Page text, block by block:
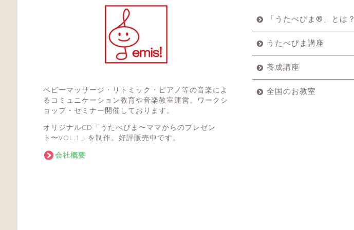
ベビーマッサージ・リトミック・ピアノ等の音楽によ
るコミュニケーション教育や音楽教室運営。ワークシ
ョップ・セミナー開催しております。
オリジナルCD「うたべびま〜ママからのプレゼン
ト〜VOL.1」を制作。好評販売中です。
会社概要
「うたべびま®」とは？
うたべびま講座
養成講座
全国のお教室